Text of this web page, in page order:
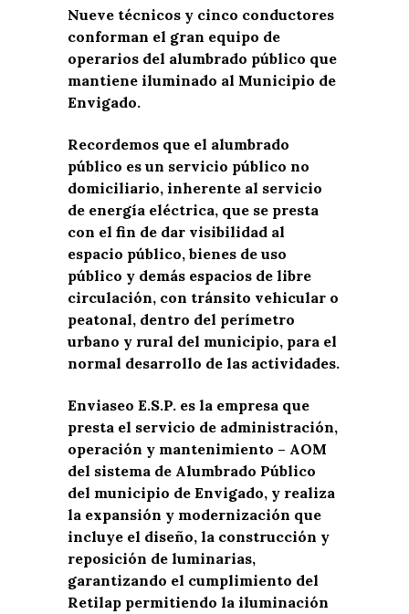
Nueve técnicos y cinco conductores
conforman el gran equipo de
operarios del alumbrado público que
mantiene iluminado al Municipio de
Envigado.
Recordemos que el alumbrado
público es un servicio público no
domiciliario, inherente al servicio
de energía eléctrica, que se presta
con el fin de dar visibilidad al
espacio público, bienes de uso
público y demás espacios de libre
circulación, con tránsito vehicular o
peatonal, dentro del perímetro
urbano y rural del municipio, para el
normal desarrollo de las actividades.
Enviaseo E.S.P. es la empresa que
presta el servicio de administración,
operación y mantenimiento – AOM
del sistema de Alumbrado Público
del municipio de Envigado, y realiza
la expansión y modernización que
incluye el diseño, la construcción y
reposición de luminarias,
garantizando el cumplimiento del
Retilap permitiendo la iluminación